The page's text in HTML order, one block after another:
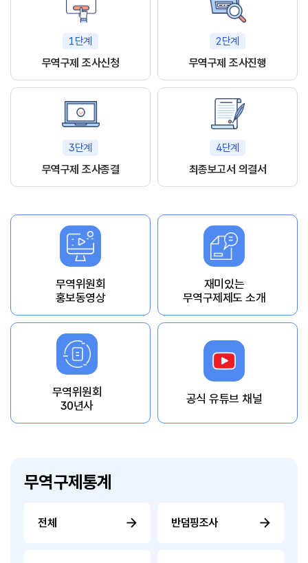
1단계
무역구제 조사신청
2단계
무역구제 조사진행
3단계
무역구제 조사종결
4단계
최종보고서 의결서
무역위원회
홍보동영상
재미있는
무역구제제도 소개
무역위원회
30년사
공식 유튜브 채널
무역구제통계
전체 반덤핑조사